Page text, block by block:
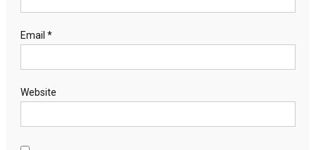
Email *
Website